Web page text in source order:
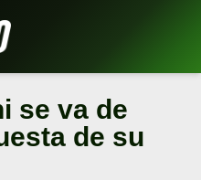
se va de
de su